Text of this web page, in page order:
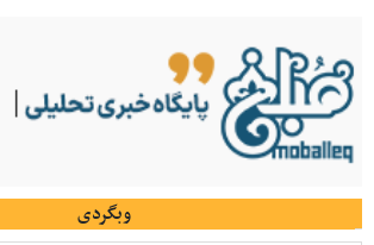
وبگردی